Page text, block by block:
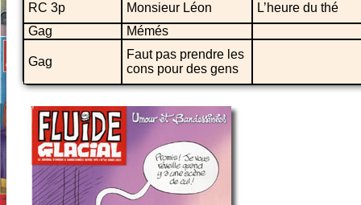
RC 3p Monsieur Léon
L’heure du thé
Gag
Mémés
Gag
Faut pas prendre les
cons pour des gens